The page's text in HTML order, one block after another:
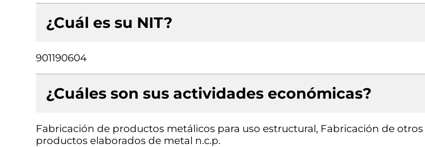
¿Cuál es su NIT?
901190604
¿Cuáles son sus actividades económicas?
Fabricación de productos metálicos para uso estructural, Fabricación de otros
productos elaborados de metal n.c.p.